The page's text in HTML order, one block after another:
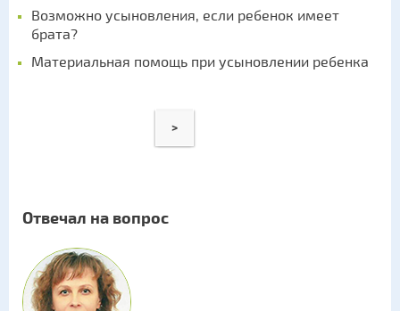
Возможно усыновления, если ребенок имеет
брата?
Материальная помощь при усыновлении ребенка
>
Отвечал на вопрос